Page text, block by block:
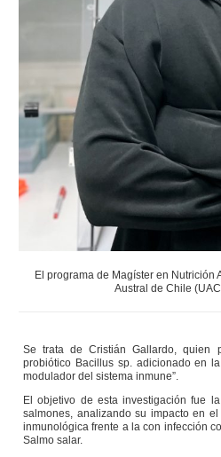
El programa de Magíster en
Austral de Chile
Se trata de Cristián Gallardo, quien
probiótico Bacillus sp. adicionado en
modulador del sistema inmune”.
El objetivo de esta investigación fue
salmones, analizando su impacto en
inmunológica frente a la con infección
Salmo salar.